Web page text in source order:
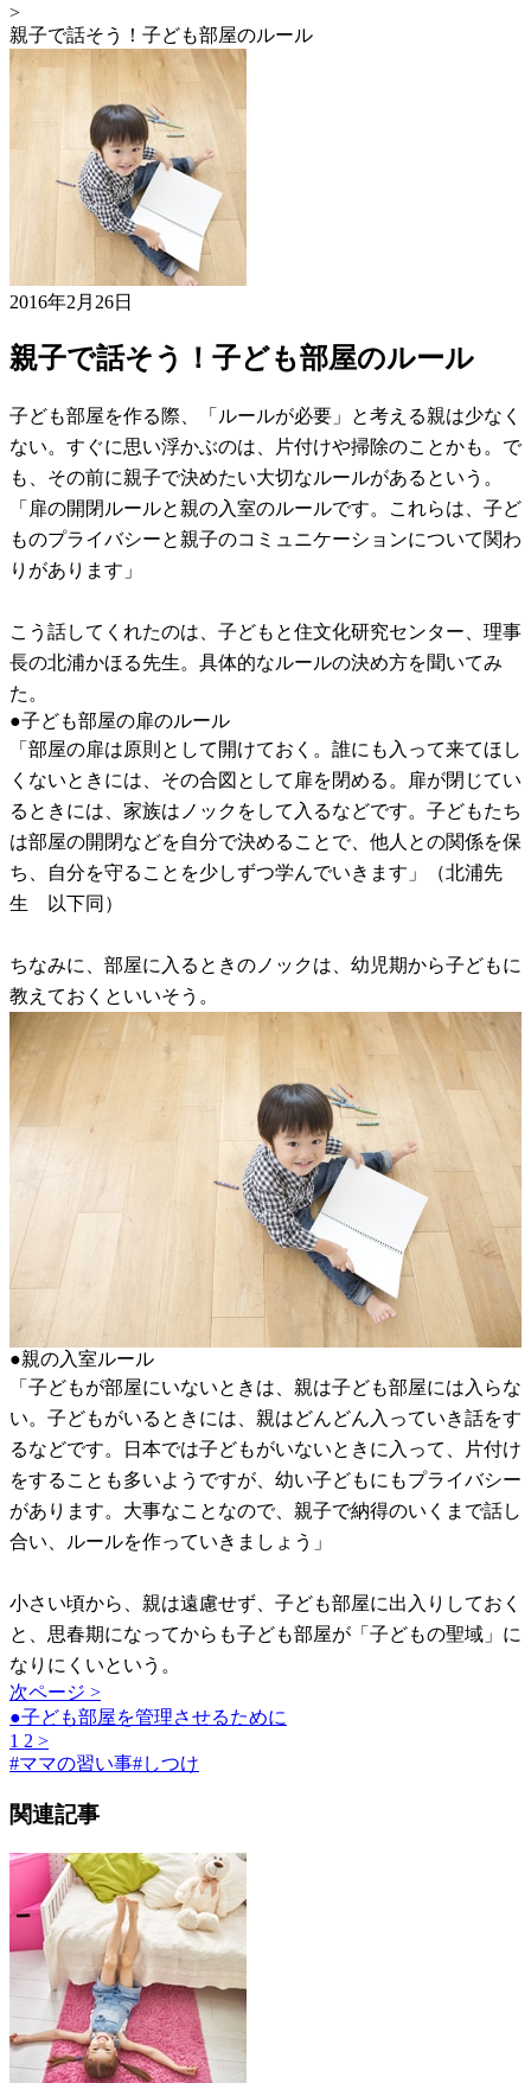
>
親子で話そう！子ども部屋のルール
2016年2月26日
親子で話そう！子ども部屋のルール
子ども部屋を作る際、「ルールが必要」と考える親は少なく
ない。すぐに思い浮かぶのは、片付けや掃除のことかも。で
も、その前に親子で決めたい大切なルールがあるという。
「扉の開閉ルールと親の入室のルールです。これらは、子ど
ものプライバシーと親子のコミュニケーションについて関わ
りがあります」
こう話してくれたのは、子どもと住文化研究センター、理事
長の北浦かほる先生。具体的なルールの決め方を聞いてみ
た。
●子ども部屋の扉のルール
「部屋の扉は原則として開けておく。誰にも入って来てほし
くないときには、その合図として扉を閉める。扉が閉じてい
るときには、家族はノックをして入るなどです。子どもたち
は部屋の開閉などを自分で決めることで、他人との関係を保
ち、自分を守ることを少しずつ学んでいきます」（北浦先
生 以下同）
ちなみに、部屋に入るときのノックは、幼児期から子どもに
教えておくといいそう。
●親の入室ルール
「子どもが部屋にいないときは、親は子ども部屋には入らな
い。子どもがいるときには、親はどんどん入っていき話をす
るなどです。日本では子どもがいないときに入って、片付け
をすることも多いようですが、幼い子どもにもプライバシー
があります。大事なことなので、親子で納得のいくまで話し
合い、ルールを作っていきましょう」
小さい頃から、親は遠慮せず、子ども部屋に出入りしておく
と、思春期になってからも子ども部屋が「子どもの聖域」に
なりにくいという。
次ページ >
●子ども部屋を管理させるために
1 2 >
#ママの習い事#しつけ
関連記事